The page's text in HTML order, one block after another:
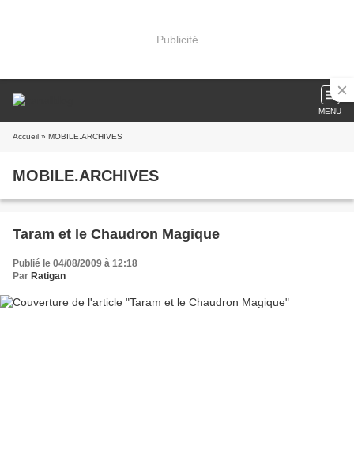
Publicité
MENU
Accueil » MOBILE.ARCHIVES
MOBILE.ARCHIVES
Taram et le Chaudron Magique
Publié le 04/08/2009 à 12:18
Par Ratigan